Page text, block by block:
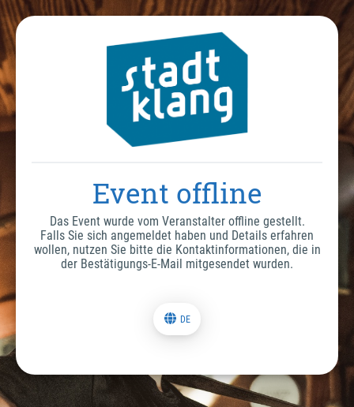
Event offline
Das Event wurde vom Veranstalter offline gestellt.
Falls Sie sich angemeldet haben und Details erfahren
wollen, nutzen Sie bitte die Kontaktinformationen, die in
der Bestätigungs-E-Mail mitgesendet wurden.
DE